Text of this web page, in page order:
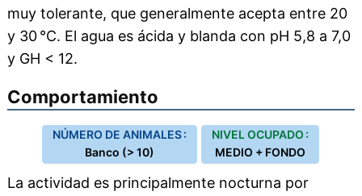
muy tolerante, que generalmente acepta entre 20
y 30 °C. El agua es ácida y blanda con pH 5,8 a 7,0
y GH < 12.
Comportamiento
NÚMERO DE ANIMALES :
Banco (> 10)
NIVEL OCUPADO :
MEDIO + FONDO
La actividad es principalmente nocturna por